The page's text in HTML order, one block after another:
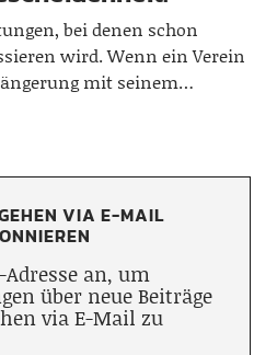
bei denen schon
wird. Wenn ein Verein
mit seinem…
VIA E-MAIL
an, um
über neue Beiträge
via E-Mail zu